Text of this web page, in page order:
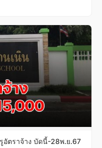
อัตราจ้าง บัดนี้-28พ.ย.67